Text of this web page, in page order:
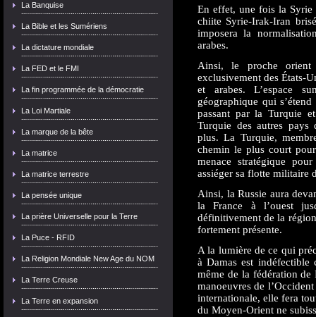
La Banquise
La Bible et les Sumériens
La dictature mondiale
La FED et le FMI
La fin programmée de la démocratie
La Loi Martiale
La marque de la bête
La matrice
La matrice terrestre
La pensée unique
La prière Universelle pour la Terre
La Puce - RFID
La Religion Mondiale New Age du NOM
La Terre Creuse
La Terre en expansion
En effet, une fois la Syrie
chiite Syrie-Irak-Iran
imposera la
arabes.
Ainsi, le proche orient
exclusivement des États-
et arabes. L’espace
géographique qui
passant par la Turquie
Turquie des autres pays
plus. La Turquie,
chemin le plus court
menace stratégique
assiéger sa flotte militaire
Ainsi, la Russie aura
la France à l’ouest
définitivement de la
fortement présente.
A la lumière de ce qui
à Damas est indéfectible
même de la fédération de
manoeuvres de
internationale, elle fera
du Moyen-Orient ne